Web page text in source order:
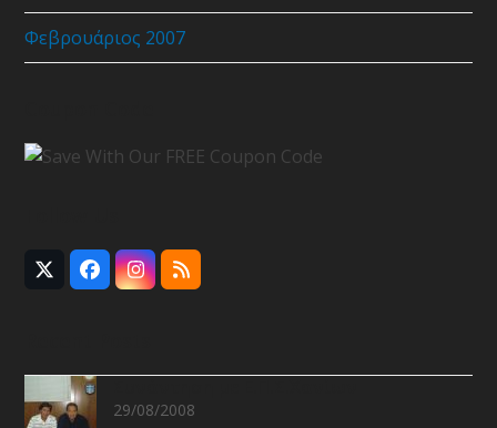
Φεβρουάριος 2007
Twitter
(deprecated)
Facebook
Instagram
RSS
29/08/2008